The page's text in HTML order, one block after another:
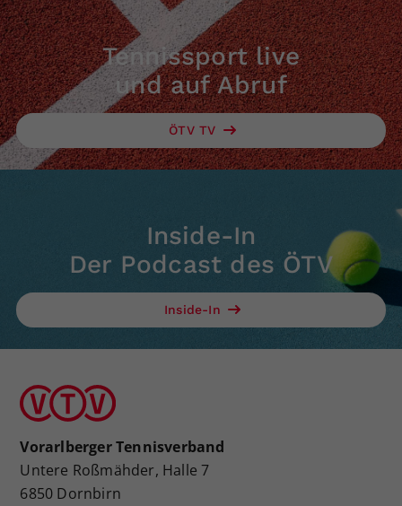
Tennissport live
und auf Abruf
ÖTV TV
Inside-In
Der Podcast des ÖTV
Inside-In
Vorarlberger Tennisverband
Untere Roßmähder, Halle 7
6850 Dornbirn